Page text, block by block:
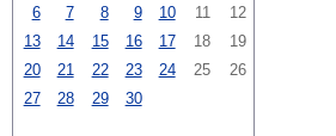
6
7 8 9 10 11
12
13
14 15 16 17 18
19
20
21 22 23 24 25
26
27
28 29 30